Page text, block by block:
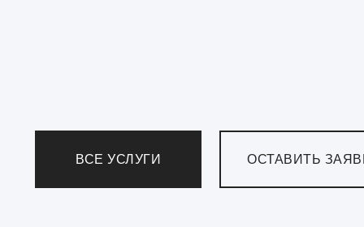
ОСТАВИТЬ
ВСЕ УСЛУГИ